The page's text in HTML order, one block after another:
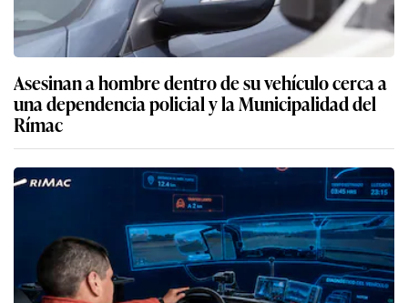
Asesinan a hombre dentro de su vehículo cerca a
una dependencia policial y la Municipalidad del
Rímac